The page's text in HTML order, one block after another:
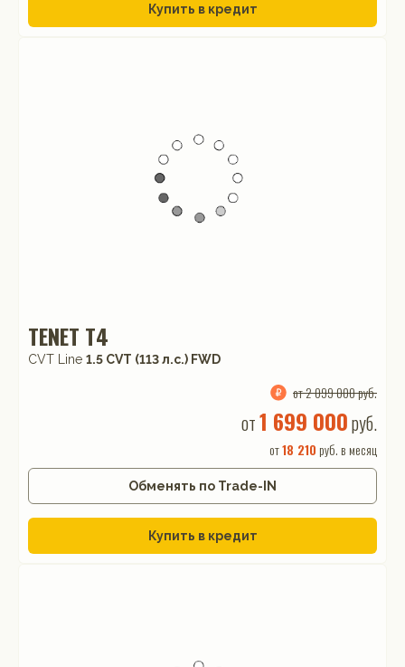
Купить в кредит
TENET T4
CVT Line 1.5 CVT (113 л.с.) FWD
от 2 099 000 руб.
от1 699 000руб.
от18 210 руб. в месяц
Обменять по Trade-IN
Купить в кредит